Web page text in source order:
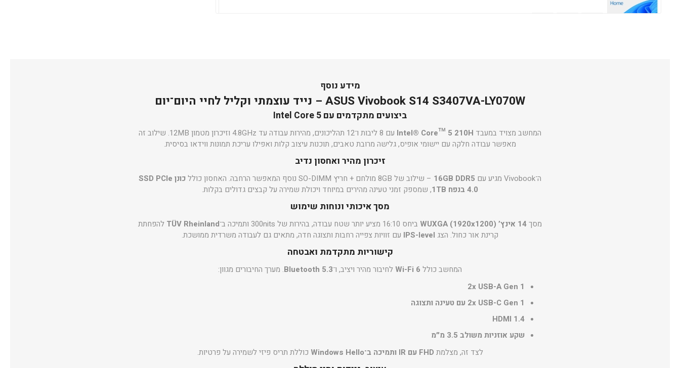
₪667 הוסף לסל
מידע נוסף
ASUS Vivobook S14 S3407VA-LY070W – נייד עוצמתי וקליל לחיי היום־יום
ביצועים מתקדמים עם Intel Core 5
המחשב מצויד במעבד Intel® Core™ 5 210H
עם 8 ליבות ו־12 תהליכונים, מהירות עבודה עד 4.8GHz וזיכרון מטמון 12MB. שילוב זה
מאפשר עבודה חלקה עם יישומי אופיס, גלישה מרובת טאבים, תוכנות עיצוב קלות ואפילו עריכת תמונות ווידאו בסיסית.
זיכרון מהיר ואחסון נדיב
ה־Vivobook מגיע עם 16GB DDR5 – שילוב של 8GB מולחם + חריץ SO-DIMM נוסף המאפשר הרחבה. האחסון כולל
כונן SSD PCIe
4.0 בנפח 1TB
, שמספק זמני טעינה מהירים במיוחד ויכולת שמירה על קבצים גדולים בקלות.
מסך איכותי ונוחות שימוש
מסך14 אינץ’ WUXGA (1920x1200) ביחס 16:10 מציע יותר שטח עבודה, בהירות של 300nits ותמיכה ב־ TÜV Rheinland להפחתת
קרינת אור כחול. הצג IPS-level עם זוויות צפייה רחבות ותצוגה חדה, מתאים גם לעבודה משרדית ממושכת.
קישוריות מתקדמת ואבטחה
המחשב כולל Wi-Fi 6 לחיבור מהיר ויציב, ו־Bluetooth 5.3. מערך החיבורים מגוון:
2x USB-A Gen 1
2x USB-C Gen 1 עם טעינה ותצוגה
HDMI 1.4
שקע אוזניות משולב 3.5 מ״מ
לצד זה, מצלמת FHD עם IR ותמיכה ב־Windows Hello כוללת תריס פיזי לשמירה על פרטיות.